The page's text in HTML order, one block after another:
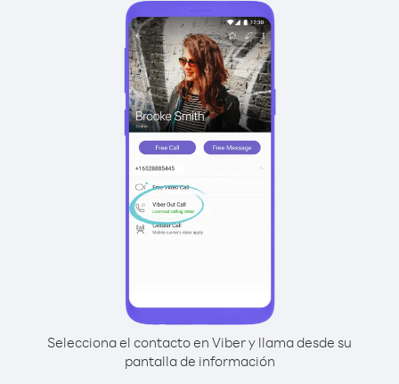
Selecciona el contacto en Viber y llama desde su
pantalla de información